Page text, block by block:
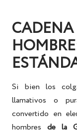
Si bien los
llamativos o
convertido en
hombres de la